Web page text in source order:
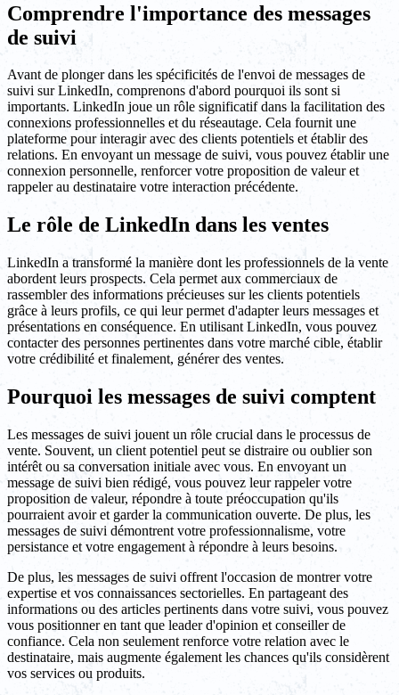
Comprendre l'importance des messages
de suivi
Avant de plonger dans les spécificités de l'envoi de messages de
suivi sur LinkedIn, comprenons d'abord pourquoi ils sont si
importants. LinkedIn joue un rôle significatif dans la facilitation des
connexions professionnelles et du réseautage. Cela fournit une
plateforme pour interagir avec des clients potentiels et établir des
relations. En envoyant un message de suivi, vous pouvez établir une
connexion personnelle, renforcer votre proposition de valeur et
rappeler au destinataire votre interaction précédente.
Le rôle de LinkedIn dans les ventes
LinkedIn a transformé la manière dont les professionnels de la vente
abordent leurs prospects. Cela permet aux commerciaux de
rassembler des informations précieuses sur les clients potentiels
grâce à leurs profils, ce qui leur permet d'adapter leurs messages et
présentations en conséquence. En utilisant LinkedIn, vous pouvez
contacter des personnes pertinentes dans votre marché cible, établir
votre crédibilité et finalement, générer des ventes.
Pourquoi les messages de suivi comptent
Les messages de suivi jouent un rôle crucial dans le processus de
vente. Souvent, un client potentiel peut se distraire ou oublier son
intérêt ou sa conversation initiale avec vous. En envoyant un
message de suivi bien rédigé, vous pouvez leur rappeler votre
proposition de valeur, répondre à toute préoccupation qu'ils
pourraient avoir et garder la communication ouverte. De plus, les
messages de suivi démontrent votre professionnalisme, votre
persistance et votre engagement à répondre à leurs besoins.
De plus, les messages de suivi offrent l'occasion de montrer votre
expertise et vos connaissances sectorielles. En partageant des
informations ou des articles pertinents dans votre suivi, vous pouvez
vous positionner en tant que leader d'opinion et conseiller de
confiance. Cela non seulement renforce votre relation avec le
destinataire, mais augmente également les chances qu'ils considèrent
vos services ou produits.